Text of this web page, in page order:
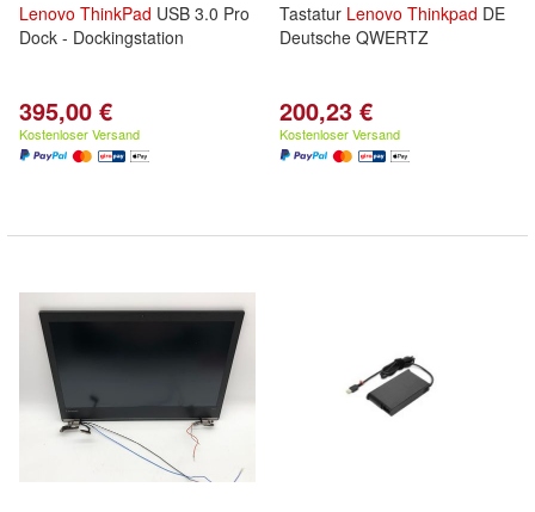
Lenovo ThinkPad USB 3.0 Pro
Dock - Dockingstation
395,00 €
Kostenloser Versand
Tastatur Lenovo Thinkpad DE
Deutsche QWERTZ
200,23 €
Kostenloser Versand